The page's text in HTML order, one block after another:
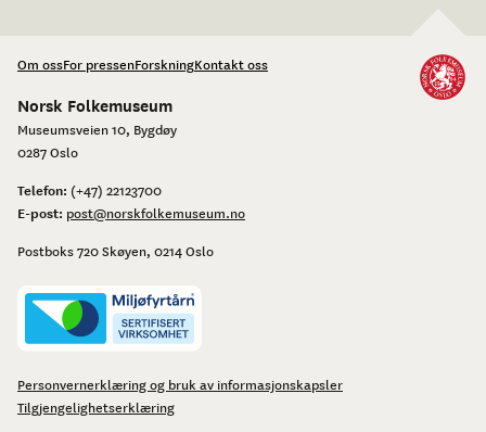
Om ossFor pressenForskningKontakt oss
Norsk Folkemuseum
Museumsveien 10, Bygdøy
0287 Oslo
Telefon: (+47) 22123700
E-post: post@norskfolkemuseum.no
Postboks 720 Skøyen, 0214 Oslo
Personvernerklæring og bruk av informasjonskapsler
Tilgjengelighetserklæring